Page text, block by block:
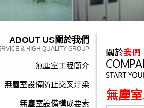
ABOUT US關於我們
& HIGH QUALITY GROUP
無塵室工程簡介
無塵室設備防止交叉汙染
無塵室設備構成要素
無塵